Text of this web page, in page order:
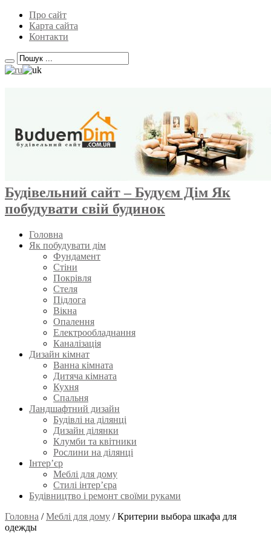
Про сайт
Карта сайта
Контакти
Будівельний сайт – Будуєм Дім Як
побудувати свій будинок
Головна
Як побудувати дім
Фундамент
Стіни
Покрівля
Стеля
Підлога
Вікна
Опалення
Електрообладнання
Каналізація
Дизайн кімнат
Ванна кімната
Дитяча кімната
Кухня
Спальня
Ландшафтний дизайн
Будівлі на ділянці
Дизайн ділянки
Клумби та квітники
Рослини на ділянці
Інтер’єр
Меблі для дому
Стилі інтер’єра
Будівництво і ремонт своїми руками
Головна /Меблі для дому /Критерии выбора шкафа для
одежды